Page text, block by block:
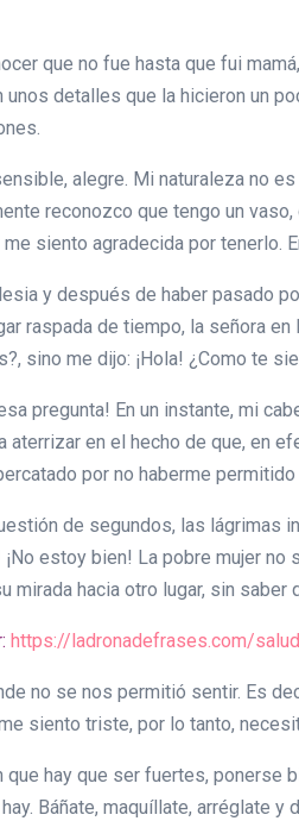
que no fue hasta que fui
unos detalles que la hicieron un
alegre. Mi naturaleza no
reconozco que tengo un
siento agradecida por tenerlo.
y después de haber pasado
raspada de tiempo, la señora
sino me dijo: ¡Hola! ¿Como te
pregunta! En un instante, mi
aterrizar en el hecho de que, en
por no haberme
de segundos, las lágrimas
estoy bien! La pobre mujer
mirada hacia otro lugar, sin saber
https://ladronadefrases.com/
no se nos permitió sentir. Es
siento triste, por lo tanto,
que hay que ser fuertes, ponerse
Báñate, maquíllate, arréglate y